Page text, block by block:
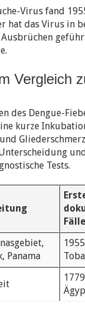
Virus fand
hat das Virus in
Ausbrüchen
Vergleich
des Dengue-
kurze
Tests.
Fälle
Panama